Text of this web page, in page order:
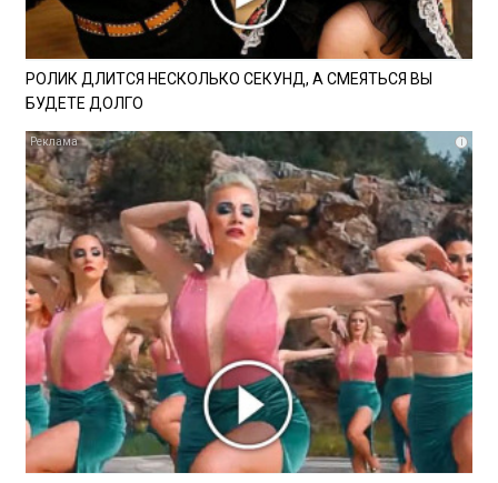
РОЛИК ДЛИТСЯ НЕСКОЛЬКО СЕКУНД, А СМЕЯТЬСЯ ВЫ
БУДЕТЕ ДОЛГО
i